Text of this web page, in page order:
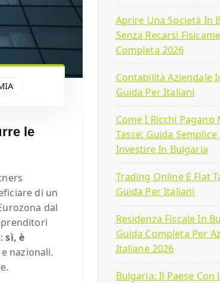
le
di un
dal
sì, è
nazionali.
Aprire Una Società In
Senza Recarsi
Completa 2026
Contabilità Aziendale
Guida Per Italiani
Come I Ricchi Pagano
Tasse: Guida Semplice
Investire In Bulgaria
Trading Online E Flat
Guida Per Italiani
Residenza Fiscale In
Guida Completa Per
Italiane 2026
Bulgaria: Il Paese Con